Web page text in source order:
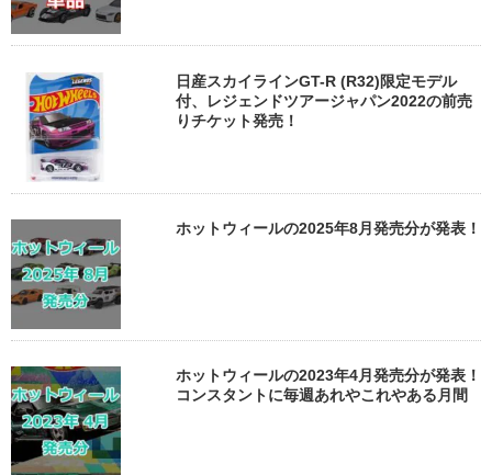
日産スカイラインGT-R (R32)限定モデル
付、レジェンドツアージャパン2022の前売
りチケット発売！
ホットウィールの2025年8月発売分が発表！
ホットウィールの2023年4月発売分が発表！
コンスタントに毎週あれやこれやある月間